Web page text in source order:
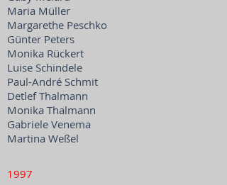
Maria Müller
Margarethe Peschko
Günter Peters
Monika Rückert
Luise Schindele
Paul-André Schmit
Detlef Thalmann
Monika Thalmann
Gabriele Venema
Martina Weßel
1997